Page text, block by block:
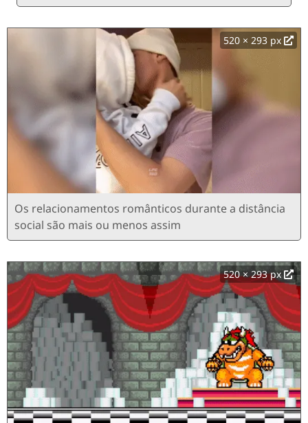
520 × 293 px
Os relacionamentos românticos durante a distância
social são mais ou menos assim
520 × 293 px